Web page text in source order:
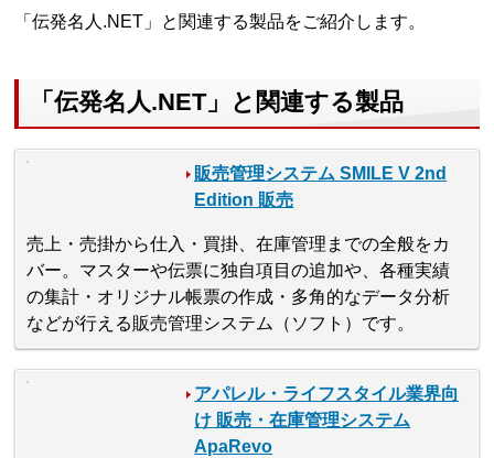
「伝発名人.NET」と関連する製品をご紹介します。
「伝発名人.NET」と関連する製品
販売管理システム SMILE V 2nd
Edition 販売
売上・売掛から仕入・買掛、在庫管理までの全般をカ
バー。マスターや伝票に独自項目の追加や、各種実績
の集計・オリジナル帳票の作成・多角的なデータ分析
などが行える販売管理システム（ソフト）です。
アパレル・ライフスタイル業界向
け 販売・在庫管理システム
ApaRevo